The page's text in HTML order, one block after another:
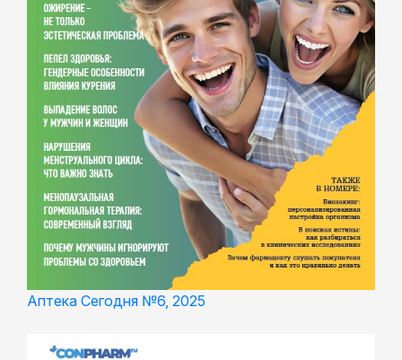
Аптека Сегодня №6, 2025